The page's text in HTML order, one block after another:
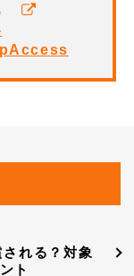
れる？対象
ト